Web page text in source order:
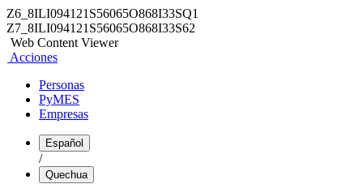
Z6_8ILI094121S56065O868I33SQ1
Z7_8ILI094121S56065O868I33S62
Web Content Viewer
Acciones
Personas
PyMES
Empresas
Español
/
Quechua